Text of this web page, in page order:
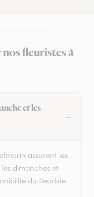
fleuristes à
et les
assurent les
dimanches et
du fleuriste.